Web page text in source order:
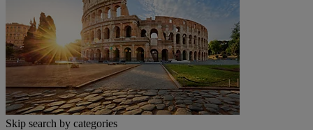
Skip search by categories